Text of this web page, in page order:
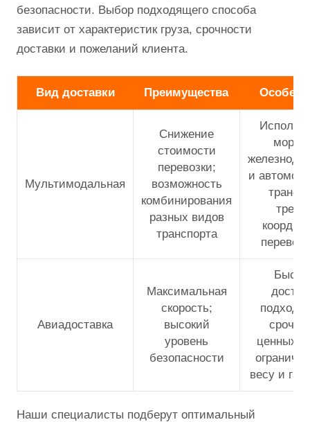
безопасности. Выбор подходящего способа
зависит от характеристик груза, срочности
доставки и пожеланий клиента.
Вид доставки Преимущества
Мультимодальная
Снижение
стоимости
перевозки;
возможность
комбинирования
разных видов
транспорта
и
Авиадоставка
Максимальная
скорость;
высокий
уровень
безопасности
ценных
весу и
Наши специалисты подберут оптимальный